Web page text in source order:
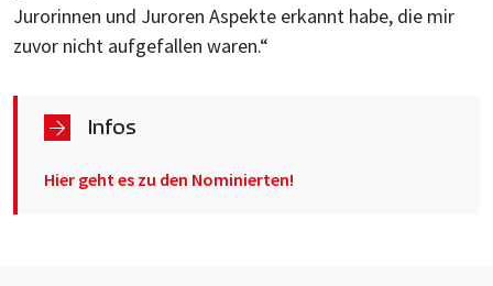
Jurorinnen und Juroren Aspekte erkannt habe, die mir
zuvor nicht aufgefallen waren.“
Infos
Hier geht es zu den Nominierten!